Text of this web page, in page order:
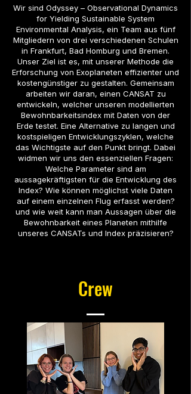
Wir sind Odyssey – Observational Dynamics
for Yielding Sustainable System
Environmental Analysis, ein Team aus fünf
Mitgliedern von drei verschiedenen Schulen
in Frankfurt, Bad Homburg und Bremen.
Unser Ziel ist es, mit unserer Methode die
Erforschung von Exoplaneten effizienter und
kostengünstiger zu gestalten. Gemeinsam
arbeiten wir daran, einen CANSAT zu
entwickeln, welcher unseren modellierten
Bewohnbarkeitsindex mit Daten von der
Erde testet. Eine Alternative zu langen und
kostspieligen Entwicklungszyklen, welche
das Wichtigste auf den Punkt bringt. Dabei
widmen wir uns den essenziellen Fragen:
Welche Parameter sind am
aussagekräftigsten für die Entwicklung des
Index? Wie können möglichst viele Daten
auf einem einzelnen Flug erfasst werden?
und wie weit kann man Aussagen über die
Bewohnbarkeit eines Planeten mithilfe
unseres CANSATs und Index präzisieren?
Crew